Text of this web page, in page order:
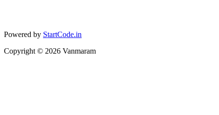
Powered by StartCode.in
Copyright © 2026 Vanmaram